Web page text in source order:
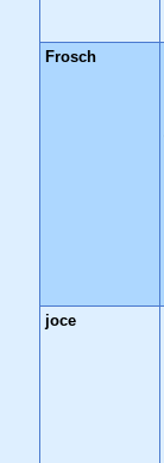
Frosch
joce